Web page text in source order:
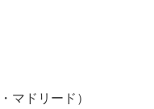
マドリード）